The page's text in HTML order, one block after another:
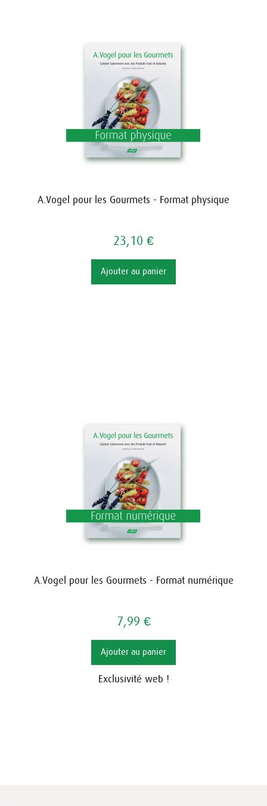
A.Vogel pour les Gourmets - Format physique
23,10 €
Ajouter au panier
A.Vogel pour les Gourmets - Format numérique
7,99 €
Ajouter au panier
Exclusivité web !